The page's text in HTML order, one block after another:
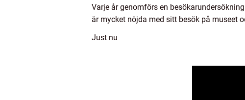
Varje år genomförs en
är mycket nöjda med sitt besök på museet
Just nu